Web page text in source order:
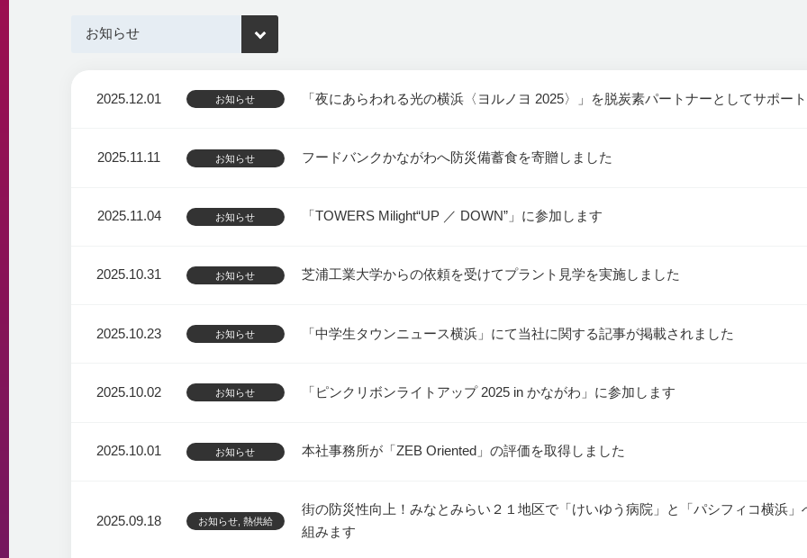
2025.12.01 お知らせ 「夜にあらわれる光の横浜〈ヨルノヨ 2025〉」を脱炭素パートナーとしてサポー
2025.11.11 お知らせ フードバンクかながわへ防災備蓄食を寄贈しました
2025.11.04 お知らせ 「TOWERS Milight“UP ／ DOWN”」に参加します
2025.10.31 お知らせ 芝浦工業大学からの依頼を受けてプラント見学を実施しました
2025.10.23 お知らせ 「中学生タウンニュース横浜」にて当社に関する記事が掲載されました
2025.10.02 お知らせ 「ピンクリボンライトアップ 2025 in かながわ」に参加します
2025.10.01 お知らせ 本社事務所が「ZEB Oriented」の評価を取得しました
2025.09.18 お知らせ, 熱供給
街の防災性向上！みなとみらい２１地区で「けいゆう病院」と「パシフィコ横浜
組みます